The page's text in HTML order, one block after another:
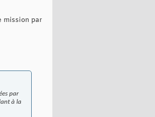
mission par
par
à la